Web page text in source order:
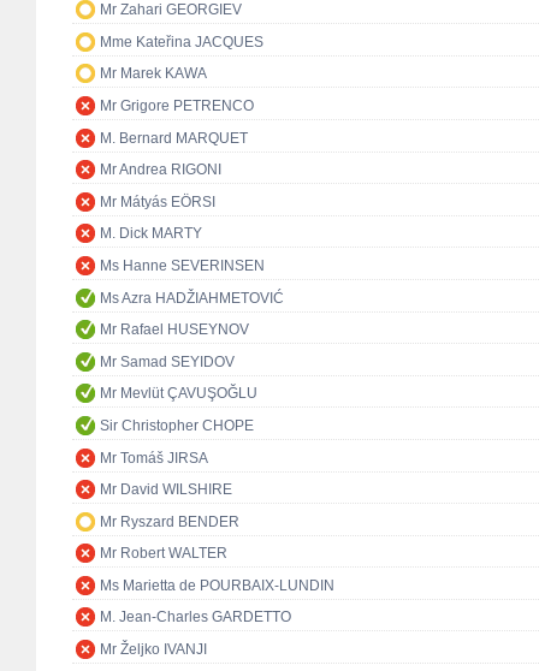
Mr Zahari GEORGIEV
Mme Kateřina JACQUES
Mr Marek KAWA
Mr Grigore PETRENCO
M. Bernard MARQUET
Mr Andrea RIGONI
Mr Mátyás EÖRSI
M. Dick MARTY
Ms Hanne SEVERINSEN
Ms Azra HADŽIAHMETOVIĆ
Mr Rafael HUSEYNOV
Mr Samad SEYIDOV
Mr Mevlüt ÇAVUŞOĞLU
Sir Christopher CHOPE
Mr Tomáš JIRSA
Mr David WILSHIRE
Mr Ryszard BENDER
Mr Robert WALTER
Ms Marietta de POURBAIX-LUNDIN
M. Jean-Charles GARDETTO
Mr Željko IVANJI